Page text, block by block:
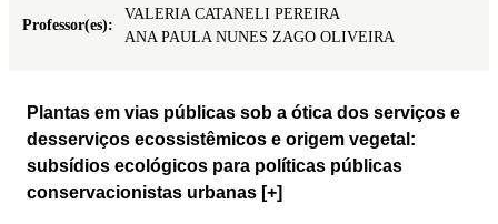
Professor(es):
VALERIA CATANELI PEREIRA
ANA PAULA NUNES ZAGO OLIVEIRA
Plantas em vias públicas sob a ótica dos serviços e
desserviços ecossistêmicos e origem vegetal:
subsídios ecológicos para políticas públicas
conservacionistas urbanas [+]